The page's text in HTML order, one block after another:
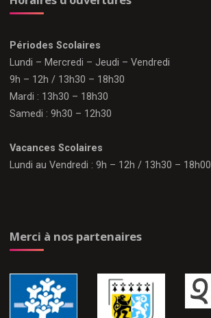
Périodes Scolaires
Lundi – Mercredi – Jeudi – Vendredi
9h – 12h / 13h30 – 18h30
Mardi : 13h30 – 18h30
Samedi : 9h30 – 12h30
Vacances Scolaires
Lundi au Vendredi : 9h – 12h / 13h30 – 18h00
Merci à nos partenaires